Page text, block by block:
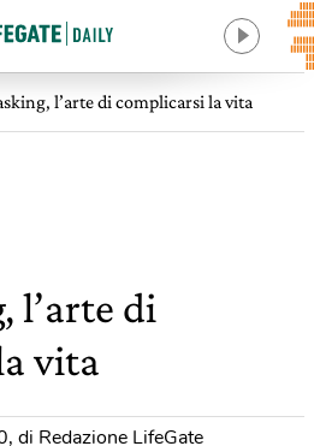
l’arte di complicarsi la vita
l’arte di
vita
, di Redazione LifeGate